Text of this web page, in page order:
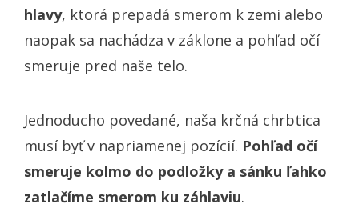
hlavy, ktorá prepadá smerom k zemi alebo
naopak sa nachádza v záklone a pohľad očí
smeruje pred naše telo.
Jednoducho povedané, naša krčná chrbtica
musí byť v napriamenej pozícií. Pohľad očí
smeruje kolmo do podložky a sánku ľahko
zatlačíme smerom ku záhlaviu.